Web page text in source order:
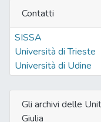
Contatti
SISSA
Università di Trieste
Università di Udine
Gli archivi delle
Giulia